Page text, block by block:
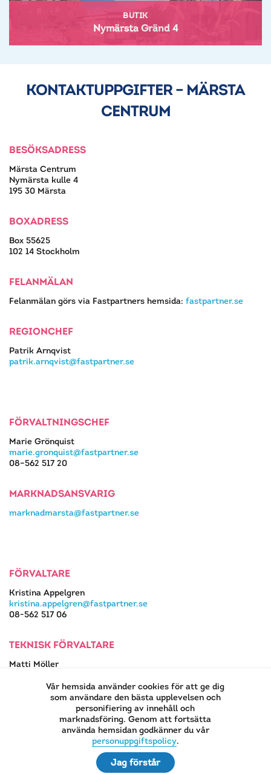
BUTIK
Nymärsta Gränd 4
KONTAKTUPPGIFTER – MÄRSTA
CENTRUM
BESÖKSADRESS
Märsta Centrum
Nymärsta kulle 4
195 30 Märsta
BOXADRESS
Box 55625
102 14 Stockholm
FELANMÄLAN
Felanmälan görs via Fastpartners hemsida: fastpartner.se
REGIONCHEF
Patrik Arnqvist
patrik.arnqvist@fastpartner.se
FÖRVALTNINGSCHEF
Marie Grönquist
marie.gronquist@fastpartner.se
08–562 517 20
MARKNADSANSVARIG
marknadmarsta@fastpartner.se
FÖRVALTARE
Kristina Appelgren
kristina.appelgren@fastpartner.se
08-562 517 06
TEKNISK FÖRVALTARE
Matti Möller
matti.moller@fastpartner.se
EN DEL AV
Vår hemsida använder cookies för att ge dig
som användare den bästa upplevelsen och
personifiering av innehåll och
marknadsföring. Genom att fortsätta
använda hemsidan godkänner du vår
personuppgiftspolicy.
Jag förstår